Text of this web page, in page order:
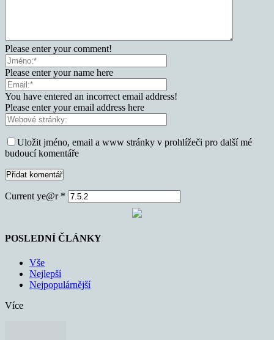
Please enter your comment!
Please enter your name here
You have entered an incorrect email address!
Please enter your email address here
Uložit jméno, email a www stránky v prohlížeči pro další mé
budoucí komentáře
Current ye@r *
POSLEDNÍ ČLÁNKY
Vše
Nejlepší
Nejpopulárnější
Více